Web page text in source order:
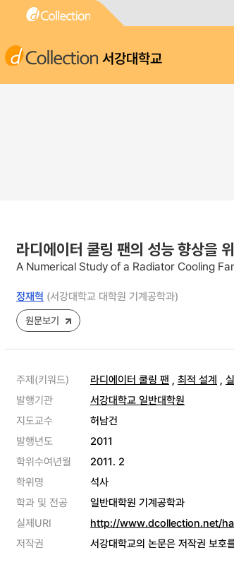
서강대학교
라디에이터 쿨링 팬의 성능 향상을
A Numerical Study of a Radiator Cooling
정재혁 (서강대학교 대학원 기계공학과)
원문보기
주제(키워드) 라디에이터 쿨링 팬 , 최적 설계 ,
발행기관
서강대학교 일반대학원
지도교수
허남건
발행년도
2011
학위수여년월
2011. 2
학위명
석사
학과 및 전공
일반대학원 기계공학과
실제URI
http://www.dcollection.net/
저작권
서강대학교의 논문은 저작권 보호